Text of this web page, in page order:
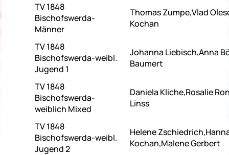
TV 1848
Bischofswerda-
Männer
Thomas Zumpe,Vlad
Kochan
TV 1848
Bischofswerda-weibl.
Jugend 1
Johanna Liebisch,Anna
Baumert
TV 1848
Bischofswerda-
weiblich Mixed
Daniela Kliche,Rosalie
Linss
TV 1848
Bischofswerda-weibl.
Jugend 2
Helene
Kochan,Malene Gerbert